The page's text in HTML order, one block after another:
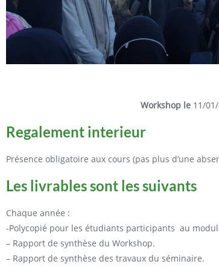
Workshop le 11/
Regalement interieur
Présence obligatoire aux cours (pas plus d’une
Les livrables sont les suivants
Chaque année :
-Polycopié pour les étudiants participants au
– Rapport de synthèse du Workshop.
– Rapport de synthèse des travaux du séminaire.